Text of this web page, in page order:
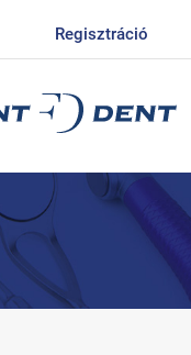
Regisztráció